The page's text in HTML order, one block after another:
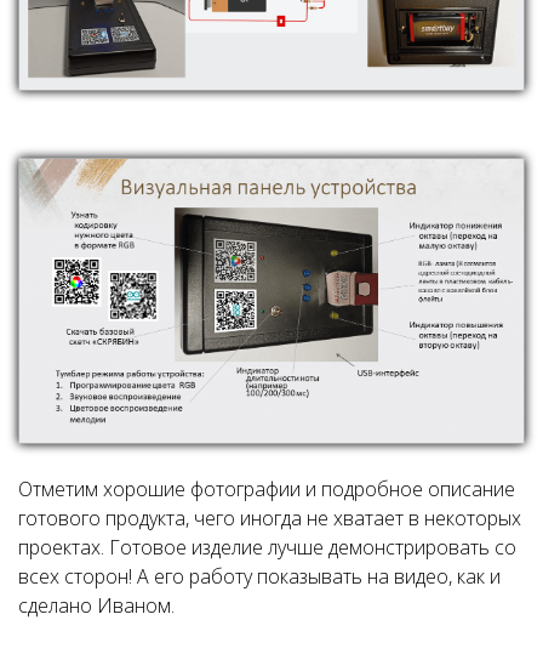
Отметим хорошие фотографии и подробное описание
готового продукта, чего иногда не хватает в некоторых
проектах. Готовое изделие лучше демонстрировать со
всех сторон! А его работу показывать на видео, как и
сделано Иваном.